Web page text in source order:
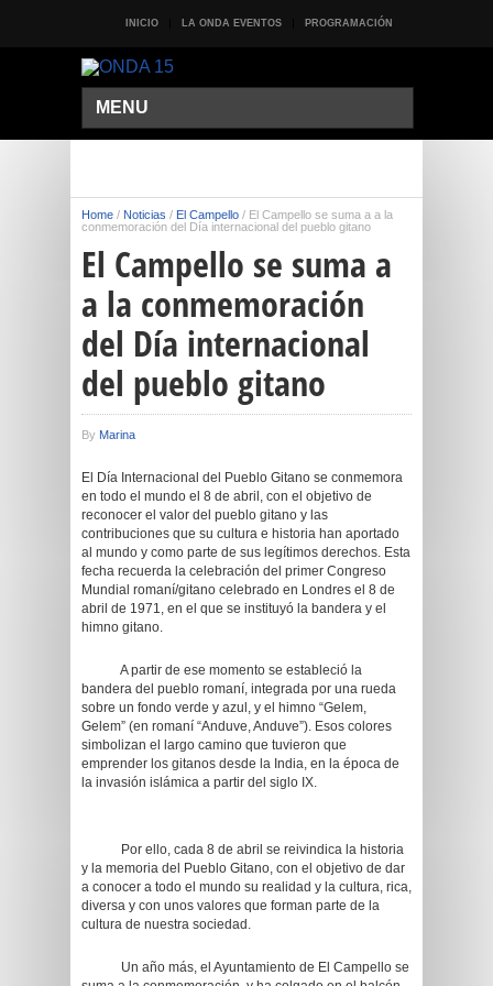
INICIO LA ONDA EVENTOS PROGRAMACIÓN
MENU
Home / Noticias / El Campello / El Campello se suma a a la
conmemoración del Día internacional del pueblo gitano
El Campello se suma a
a la conmemoración
del Día internacional
del pueblo gitano
By Marina
El Día Internacional del Pueblo Gitano se conmemora
en todo el mundo el 8 de abril, con el objetivo de
reconocer el valor del pueblo gitano y las
contribuciones que su cultura e historia han aportado
al mundo y como parte de sus legítimos derechos. Esta
fecha recuerda la celebración del primer Congreso
Mundial romaní/gitano celebrado en Londres el 8 de
abril de 1971, en el que se instituyó la bandera y el
himno gitano.
A partir de ese momento se estableció la
bandera del pueblo romaní, integrada por una rueda
sobre un fondo verde y azul, y el himno “Gelem,
Gelem” (en romaní “Anduve, Anduve”). Esos colores
simbolizan el largo camino que tuvieron que
emprender los gitanos desde la India, en la época de
la invasión islámica a partir del siglo IX.
Por ello, cada 8 de abril se reivindica la historia
y la memoria del Pueblo Gitano, con el objetivo de dar
a conocer a todo el mundo su realidad y la cultura, rica,
diversa y con unos valores que forman parte de la
cultura de nuestra sociedad.
Un año más, el Ayuntamiento de El Campello se